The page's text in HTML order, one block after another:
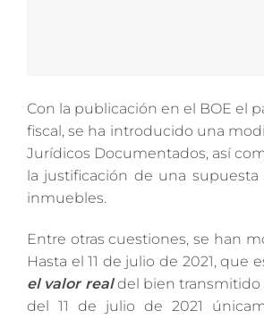
Con la publicación en el BOE el
fiscal, se ha introducido una
Jurídicos Documentados, así
la justificación de una
inmuebles.
Entre otras cuestiones, se han
Hasta el 11 de julio de 2021,
el valor realdel bien transmitido
del 11 de julio de 2021